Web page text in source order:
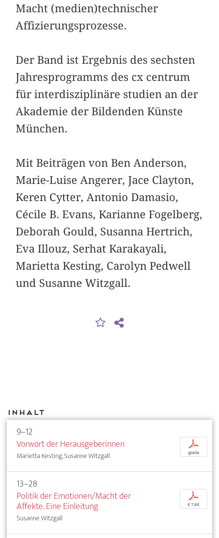
Macht (medien)technischer
Affizierungsprozesse.
Der Band ist Ergebnis des sechsten
Jahresprogramms des cx centrum
für interdisziplinäre studien an der
Akademie der Bildenden Künste
München.
Mit Beiträgen von Ben Anderson,
Marie-Luise Angerer, Jace Clayton,
Keren Cytter, Antonio Damasio,
Cécile B. Evans, Karianne Fogelberg,
Deborah Gould, Susanna Hertrich,
Eva Illouz, Serhat Karakayali,
Marietta Kesting, Carolyn Pedwell
und Susanne Witzgall.
Inhalt
9–12
Vorwort der Herausgeberinnen
Marietta Kesting, Susanne Witzgall
p
gratis
13–28
Politik der Emotionen/Macht der
Affekte. Eine Einleitung
Susanne Witzgall
p
€ 7,95